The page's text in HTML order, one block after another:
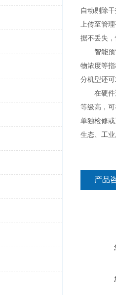
自动剔除
上传至管
据不丢失
智能预警
物浓度等
分机型还
在硬件
等级高，
单独检修
生态、工
产品